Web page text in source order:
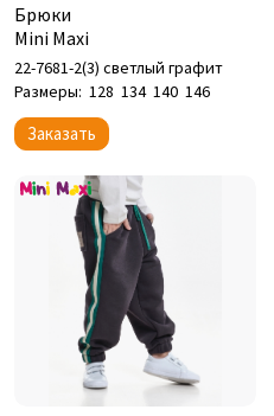
Брюки
Mini Maxi
22-7681-2(3) светлый графит
Размеры: 128 134 140 146
Заказать